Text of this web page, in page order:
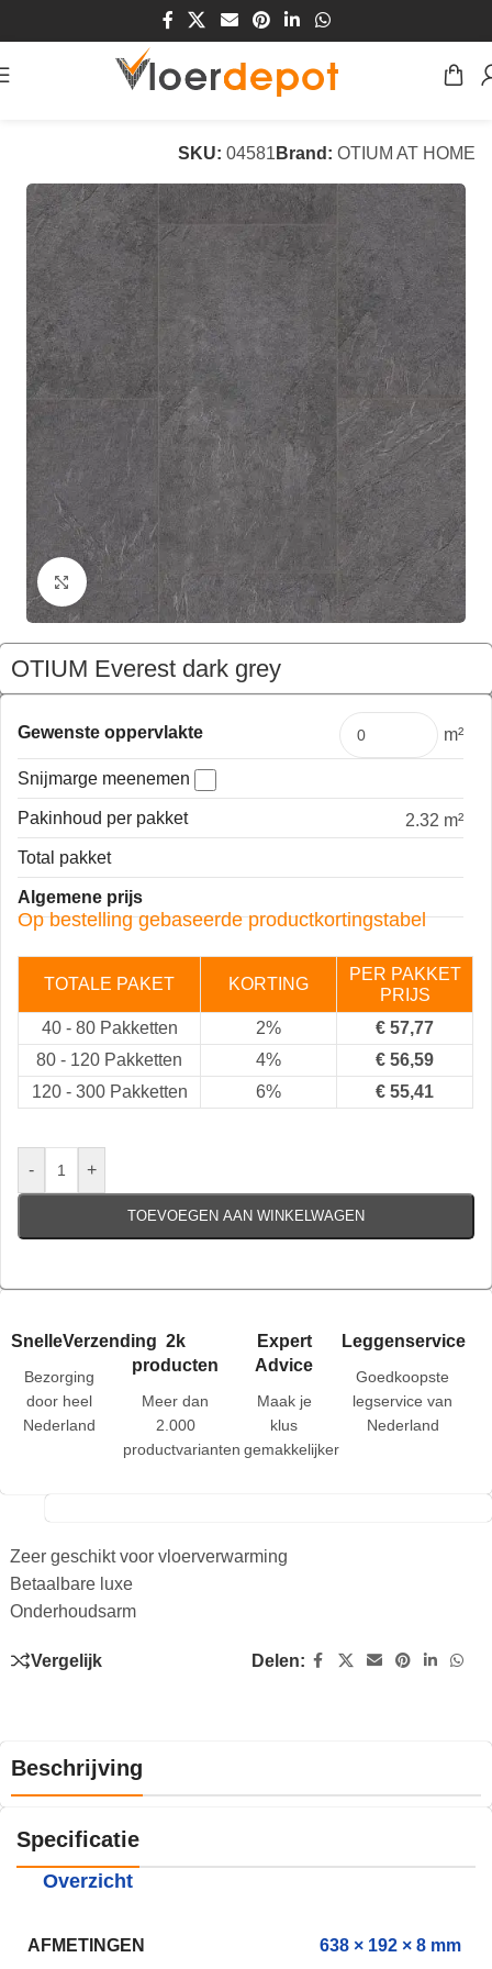
/Vloeren/Laminaat Vloeren
SKU: 04581 Brand: OTIUM AT HOME
Klik om te vergroten
OTIUM Everest dark grey
€58,95 Pakket
Gewenste oppervlakte m²
Snijmarge meenemen
Pakinhoud per pakket
2.32 m²
Total pakket
Algemene prijs
Op bestelling gebaseerde productkortingstabel
TOTALE PAKET KORTING
PER PAKKET
PRIJS
40 - 80 Pakketten 2% € 57,77
80 - 120 Pakketten 4% € 56,59
120 - 300 Pakketten 6% € 55,41
- +
TOEVOEGEN AAN WINKELWAGEN
SnelleVerzending
Bezorging
door heel
Nederland
2k
producten
Meer dan
2.000
productvarianten
Expert
Advice
Maak je
klus
gemakkelijker
Leggenservice
Goedkoopste
legservice van
Nederland
Zeer geschikt voor vloerverwarming
Betaalbare luxe
Onderhoudsarm
Vergelijk Delen:
Beschrijving
Specificatie
Overzicht
AFMETINGEN 638 × 192 × 8 mm